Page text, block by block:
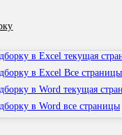
в Excel текущая
в Excel Все страницы
в Word текущая
в Word все страницы